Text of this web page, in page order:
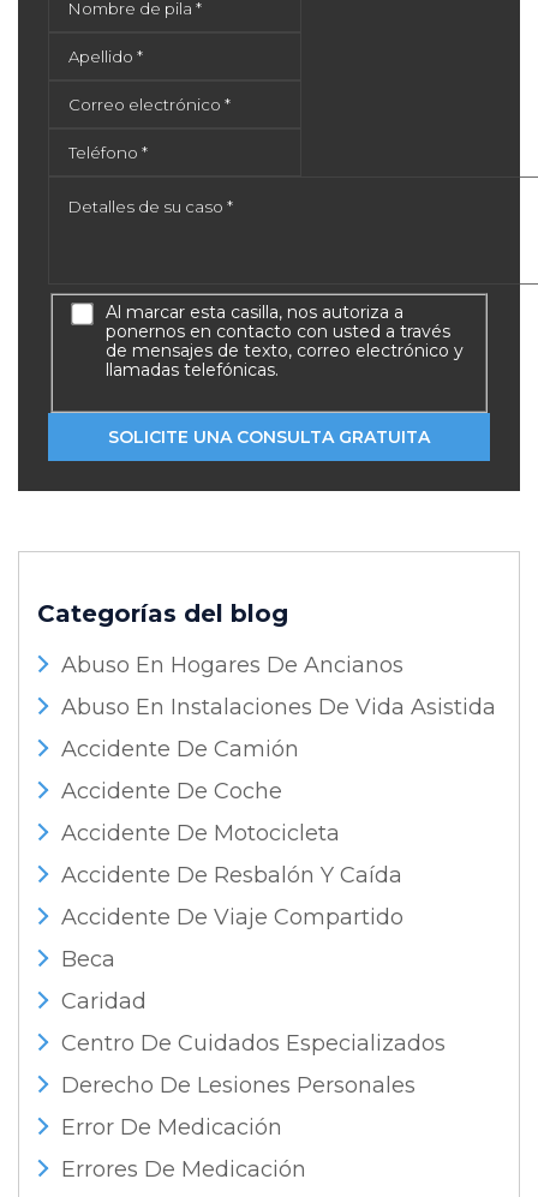
Al marcar esta casilla, nos autoriza a
ponernos en contacto con usted a través
de mensajes de texto, correo electrónico y
llamadas telefónicas.
Categorías del blog
Abuso En Hogares De Ancianos
Abuso En Instalaciones De Vida Asistida
Accidente De Camión
Accidente De Coche
Accidente De Motocicleta
Accidente De Resbalón Y Caída
Accidente De Viaje Compartido
Beca
Caridad
Centro De Cuidados Especializados
Derecho De Lesiones Personales
Error De Medicación
Errores De Medicación